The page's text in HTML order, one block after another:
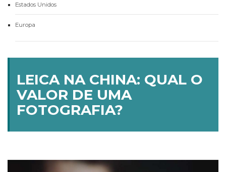
Estados Unidos
Europa
LEICA NA CHINA: QUAL O
VALOR DE UMA
FOTOGRAFIA?